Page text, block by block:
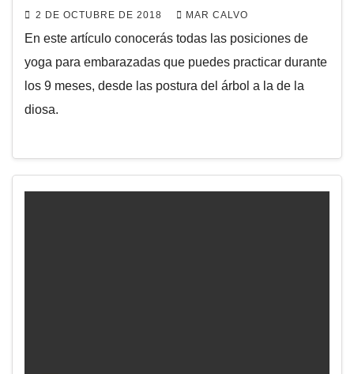
2 DE OCTUBRE DE 2018 MAR CALVO
En este artículo conocerás todas las posiciones de
yoga para embarazadas que puedes practicar durante
los 9 meses, desde las postura del árbol a la de la
diosa.